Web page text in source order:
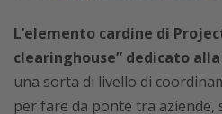
L’elemento cardine di
clearinghouse” dedicato
una sorta di livello di
per fare da ponte tra